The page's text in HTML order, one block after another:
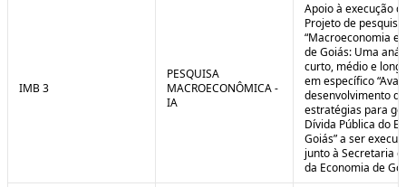
IMB 3
PESQUISA
MACROECONÔMICA -
IA
Apoio à execução
Projeto de pesquisa
“Macroeconomia e
de Goiás: Uma
curto, médio e
em específico
desenvolvimento de
estratégias para
Dívida Pública do
Goiás” a ser
junto à Secretaria
da Economia de